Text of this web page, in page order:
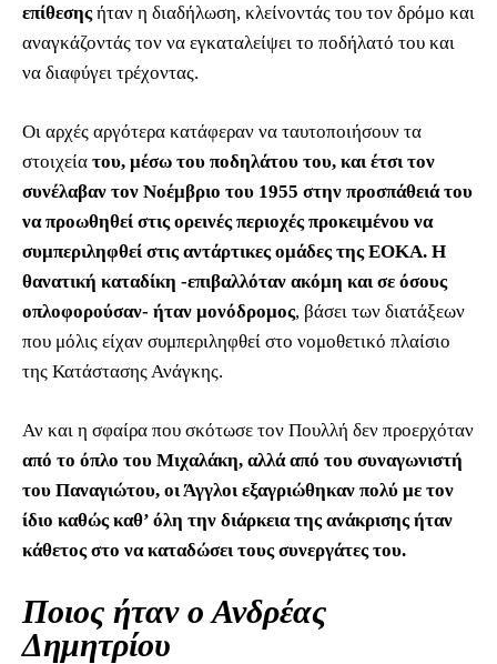
επίθεσης ήταν η διαδήλωση, κλείνοντάς του τον δρόμο και
αναγκάζοντάς τον να εγκαταλείψει το ποδήλατό του και
να διαφύγει τρέχοντας.
Οι αρχές αργότερα κατάφεραν να ταυτοποιήσουν τα
στοιχεία του, μέσω του ποδηλάτου του, και έτσι τον
συνέλαβαν τον Νοέμβριο του 1955 στην προσπάθειά του
να προωθηθεί στις ορεινές περιοχές προκειμένου να
συμπεριληφθεί στις αντάρτικες ομάδες της ΕΟΚΑ. Η
θανατική καταδίκη -επιβαλλόταν ακόμη και σε όσους
οπλοφορούσαν- ήταν μονόδρομος, βάσει των διατάξεων
που μόλις είχαν συμπεριληφθεί στο νομοθετικό πλαίσιο
της Κατάστασης Ανάγκης.
Αν και η σφαίρα που σκότωσε τον Πουλλή δεν προερχόταν
από το όπλο του Μιχαλάκη, αλλά από του συναγωνιστή
του Παναγιώτου, οι Άγγλοι εξαγριώθηκαν πολύ με τον
ίδιο καθώς καθ’ όλη την διάρκεια της ανάκρισης ήταν
κάθετος στο να καταδώσει τους συνεργάτες του.
Ποιος ήταν ο Ανδρέας
Δημητρίου